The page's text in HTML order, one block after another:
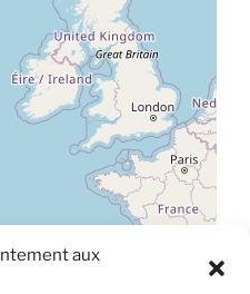
aux
Leaflet|© OpenStreetMap